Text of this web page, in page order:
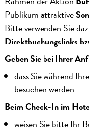
Publikum attraktive
Bitte verwenden Sie
Direktbuchungslinks
Geben Sie bei Ihrer
dass Sie während
besuchen werden
Beim Check-In im
weisen Sie bitte Ihr